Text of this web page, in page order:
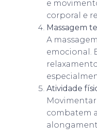
e
corporal e
Massagem
A
emocional.
Atividade
combatem